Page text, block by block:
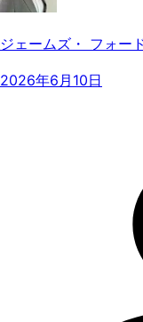
ジェームズ・ フォー
2026年6月10日